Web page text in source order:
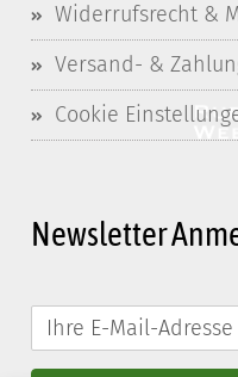
Widerrufsrecht &
Versand- &
Cookie
Newsletter